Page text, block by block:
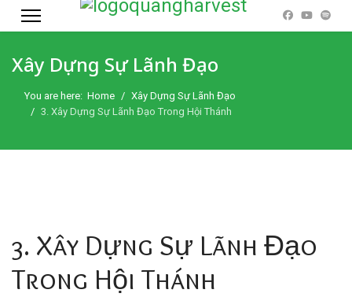
Xây Dựng Sự Lãnh Đạo
You are here: Home
Xây Dựng Sự Lãnh Đạo
3. Xây Dựng Sự Lãnh Đạo Trong Hội Thánh
3. Xây Dựng Sự Lãnh Đạo
Trong Hội Thánh